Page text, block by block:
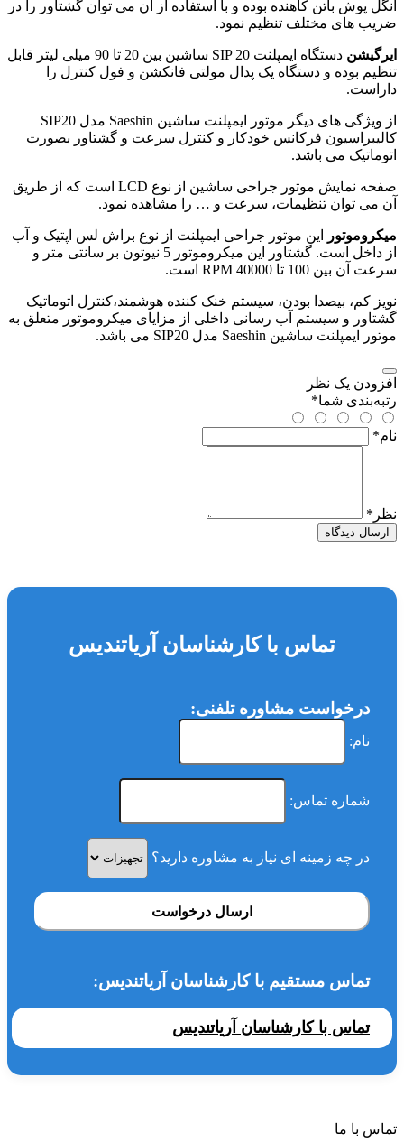
آنگل پوش باتن کاهنده بوده و با استفاده از آن می توان گشتاور را در
ضریب های مختلف تنظیم نمود.
ایرگیشن
دستگاه ایمپلنت SIP 20 ساشین بین 20 تا 90 میلی لیتر قابل
تنظیم بوده و دستگاه یک پدال مولتی فانکشن و فول کنترل را
داراست.
از ویژگی های دیگر موتور ایمپلنت ساشین Saeshin مدل SIP20
کالیبراسیون فرکانس خودکار و کنترل سرعت و گشتاور بصورت
اتوماتیک می باشد.
صفحه نمایش موتور جراحی ساشین از نوع LCD است که از طریق
آن می توان تنظیمات، سرعت و … را مشاهده نمود.
میکروموتور
این موتور جراحی ایمپلنت از نوع براش لس اپتیک و آب
از داخل است. گشتاور این میکروموتور 5 نیوتون بر سانتی متر و
سرعت آن بین 100 تا 40000 RPM است.
نویز کم، بیصدا بودن، سیستم خنک کننده هوشمند،کنترل اتوماتیک
گشتاور و سیستم آب رسانی داخلی از مزایای میکروموتور متعلق به
موتور ایمپلنت ساشین Saeshin مدل SIP20 می باشد.
افزودن یک نظر
رتبه‌بندی شما*
نام*
نظر *
ارسال دیدگاه
تماس با کارشناسان آریاتندیس
درخواست مشاوره تلفنی:
نام:
شماره تماس:
در چه زمینه ای نیاز به مشاوره دارید؟
ارسال درخواست
تماس مستقیم با کارشناسان آریاتندیس:
تماس با کارشناسان آریاتندیس
تماس با ما